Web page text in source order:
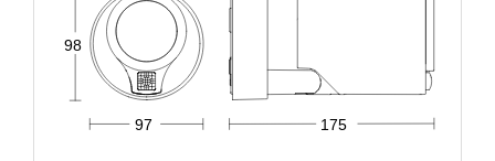
97 175
98